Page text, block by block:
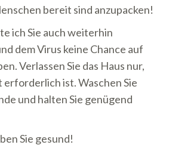
bereit sind anzupacken!
ich Sie auch weiterhin
dem Virus keine Chance auf
Verlassen Sie das Haus nur,
ist. Waschen Sie
und halten Sie genügend
Sie gesund!